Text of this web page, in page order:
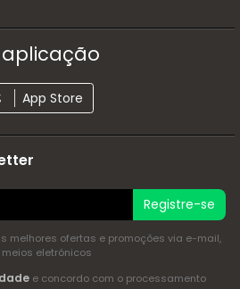
App Store
Registre-se
melhores ofertas e promoções via e-mail,
eletrónicos
e concordo com o processamento